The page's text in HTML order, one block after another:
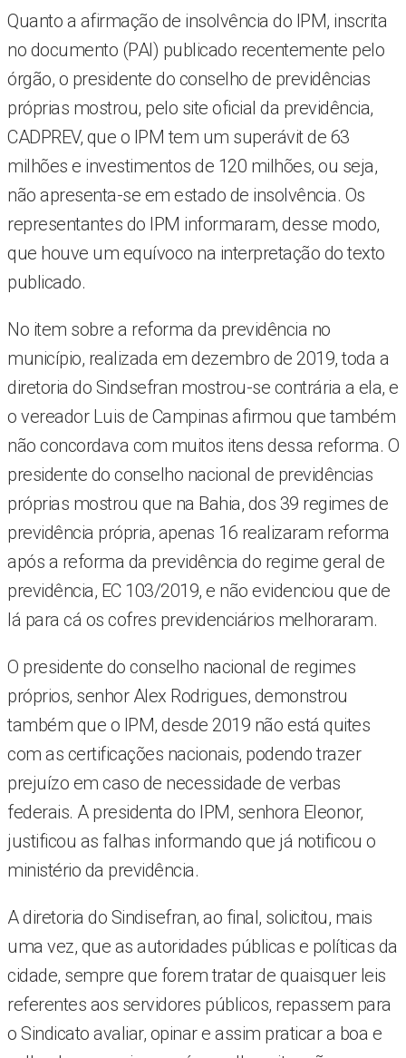
Quanto a afirmação de insolvência do IPM, inscrita
no documento (PAI) publicado recentemente pelo
órgão, o presidente do conselho de previdências
próprias mostrou, pelo site oficial da previdência,
CADPREV, que o IPM tem um superávit de 63
milhões e investimentos de 120 milhões, ou seja,
não apresenta-se em estado de insolvência. Os
representantes do IPM informaram, desse modo,
que houve um equívoco na interpretação do texto
publicado.
No item sobre a reforma da previdência no
município, realizada em dezembro de 2019, toda a
diretoria do Sindsefran mostrou-se contrária a ela, e
o vereador Luis de Campinas afirmou que também
não concordava com muitos itens dessa reforma. O
presidente do conselho nacional de previdências
próprias mostrou que na Bahia, dos 39 regimes de
previdência própria, apenas 16 realizaram reforma
após a reforma da previdência do regime geral de
previdência, EC 103/2019, e não evidenciou que de
lá para cá os cofres previdenciários melhoraram.
O presidente do conselho nacional de regimes
próprios, senhor Alex Rodrigues, demonstrou
também que o IPM, desde 2019 não está quites
com as certificações nacionais, podendo trazer
prejuízo em caso de necessidade de verbas
federais. A presidenta do IPM, senhora Eleonor,
justificou as falhas informando que já notificou o
ministério da previdência.
A diretoria do Sindisefran, ao final, solicitou, mais
uma vez, que as autoridades públicas e políticas da
cidade, sempre que forem tratar de quaisquer leis
referentes aos servidores públicos, repassem para
o Sindicato avaliar, opinar e assim praticar a boa e